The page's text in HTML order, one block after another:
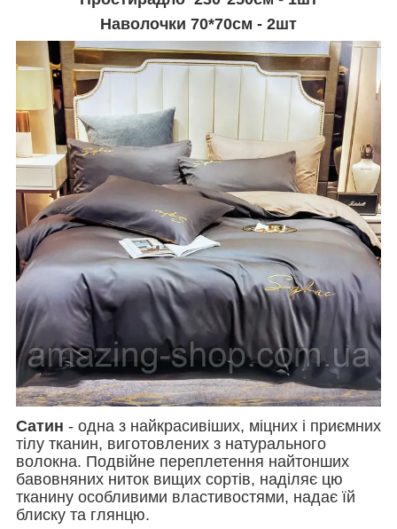
Наволочки 70*70см - 2шт
Сатин - одна з найкрасивіших, міцних і приємних
тілу тканин, виготовлених з натурального
волокна. Подвійне переплетення найтонших
бавовняних ниток вищих сортів, наділяє цю
тканину особливими властивостями, надає їй
блиску та глянцю.